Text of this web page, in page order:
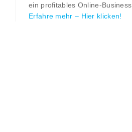
ein profitables Online-Business.
Erfahre mehr – Hier klicken!